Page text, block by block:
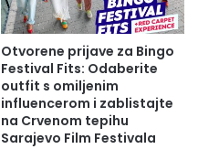
Otvorene prijave za Bingo
Festival Fits: Odaberite
outfit s omiljenim
influencerom i zablistajte
na Crvenom tepihu
Sarajevo Film Festivala